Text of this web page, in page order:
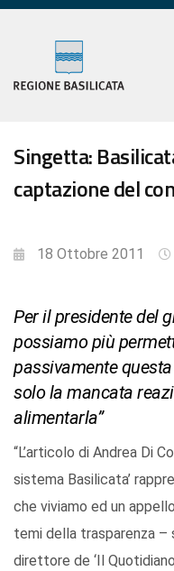
Singetta:
captazione del
18 Ottobre 2011
Per il presidente del
possiamo più
passivamente
solo la mancata
alimentarla”
“L’articolo di Andrea Di
sistema Basilicata’
che viviamo ed un
temi della trasparenza –
direttore de ‘Il